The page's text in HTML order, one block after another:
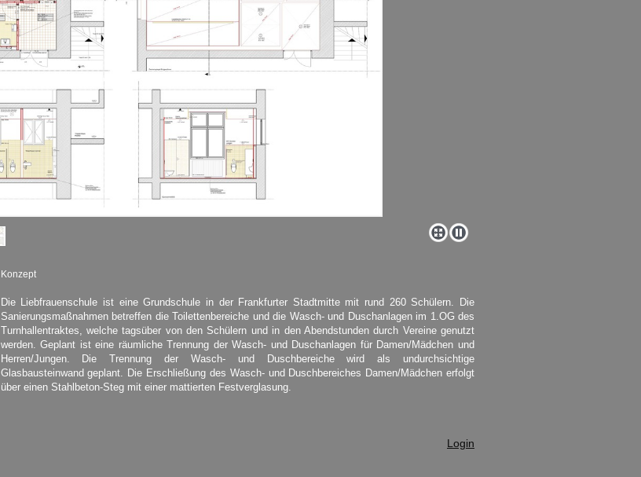
Konzept
Die Liebfrauenschule ist eine Grundschule in der Frankfurter Stadtmitte mit rund 260 Schülern. Die
Sanierungsmaßnahmen betreffen die Toilettenbereiche und die Wasch- und Duschanlagen im 1.OG des
Turnhallentraktes, welche tagsüber von den Schülern und in den Abendstunden durch Vereine genutzt
werden. Geplant ist eine räumliche Trennung der Wasch- und Duschanlagen für Damen/Mädchen und
Herren/Jungen. Die Trennung der Wasch- und Duschbereiche wird als undurchsichtige
Glasbausteinwand geplant. Die Erschließung des Wasch- und Duschbereiches Damen/Mädchen erfolgt
über einen Stahlbeton-Steg mit einer mattierten Festverglasung.
Login